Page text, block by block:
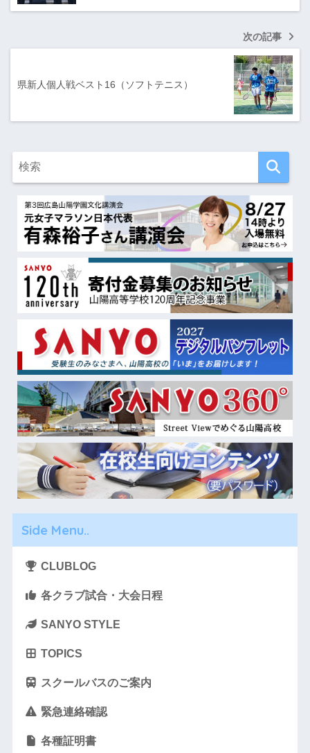
次の記事
県新人個人戦ベスト16（ソフトテニス）
Side Menu..
CLUBLOG
各クラブ試合・大会日程
SANYO STYLE
TOPICS
スクールバスのご案内
緊急連絡確認
各種証明書